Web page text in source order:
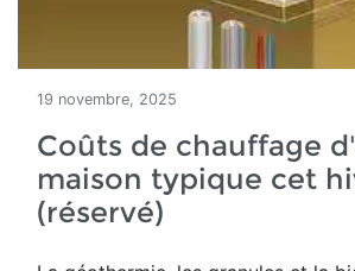
19 novembre, 2025
Coûts de chauffage
maison typique cet
(réservé)